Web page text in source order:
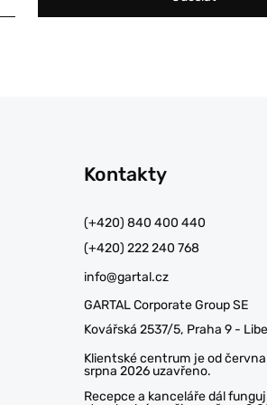
Kontakty
(+420) 840 400 440
(+420) 222 240 768
info@gartal.cz
GARTAL Corporate Group SE
Kovářská 2537/5, Praha 9 -
Klientské centrum je od
srpna 2026 uzavřeno.
Recepce a kanceláře dál